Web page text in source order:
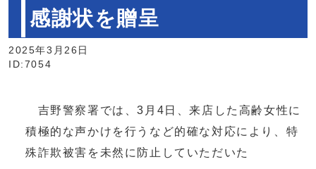
感謝状を贈呈
2025年3月26日
ID:7054
吉野警察署では、3月4日、来店した高齢女性に
積極的な声かけを行うなど的確な対応により、特
殊詐欺被害を未然に防止していただいた